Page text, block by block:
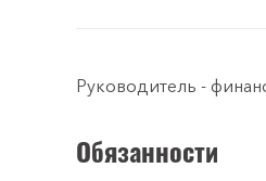
Руководитель -
Обязанности